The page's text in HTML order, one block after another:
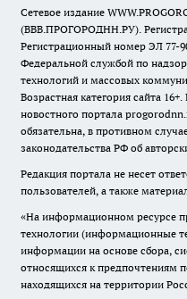
Сетевое издание
(ВВВ.ПРОГОРОДНН.РУ).
Регистрационный номер ЭЛ 77-
Федеральной службой по
технологий и массовых
Возрастная категория сайта
новостного портала
обязательна, в противном
законодательства РФ об
Редакция портала не несет
пользователей, а также
«На информационном ресурсе
технологии (информационные
информации на основе сбора,
относящихся к предпочтениям
находящихся на территории